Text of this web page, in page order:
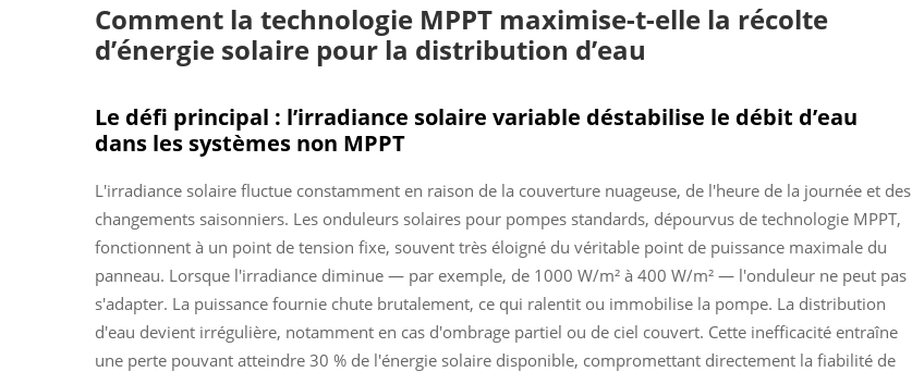
Comment la technologie MPPT maximise-t-elle la récolte
d’énergie solaire pour la distribution d’eau
Le défi principal : l’irradiance solaire variable déstabilise le débit d’eau
dans les systèmes non MPPT
L'irradiance solaire fluctue constamment en raison de la couverture nuageuse, de l'heure de la journée et des
changements saisonniers. Les onduleurs solaires pour pompes standards, dépourvus de technologie MPPT,
fonctionnent à un point de tension fixe, souvent très éloigné du véritable point de puissance maximale du
panneau. Lorsque l'irradiance diminue — par exemple, de 1000 W/m² à 400 W/m² — l'onduleur ne peut pas
s'adapter. La puissance fournie chute brutalement, ce qui ralentit ou immobilise la pompe. La distribution
d'eau devient irrégulière, notamment en cas d'ombrage partiel ou de ciel couvert. Cette inefficacité entraîne
une perte pouvant atteindre 30 % de l'énergie solaire disponible, compromettant directement la fiabilité de